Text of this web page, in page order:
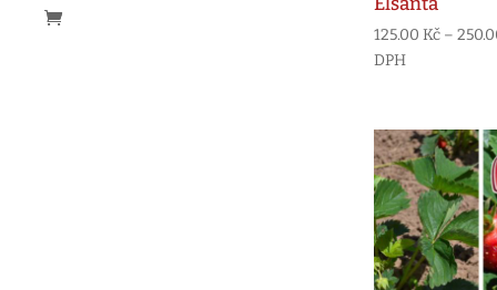
125.00 Kč –
DPH